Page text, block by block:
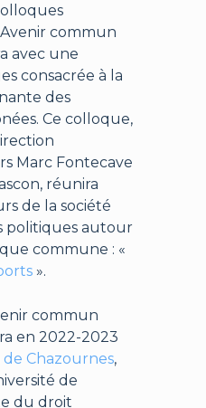
commun
avec une
consacrée à la
des
Ce colloque,
Marc Fontecave
réunira
de la société
politiques autour
commune : «
».
commun
en 2022-2023
de Chazournes,
de
du droit